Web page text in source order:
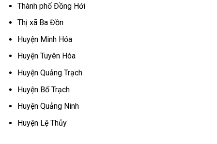
Thành phố Đồng Hới
Thị xã Ba Đồn
Huyện Minh Hóa
Huyện Tuyên Hóa
Huyện Quảng Trạch
Huyện Bố Trạch
Huyện Quảng Ninh
Huyện Lệ Thủy